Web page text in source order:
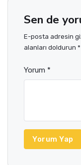
Sen de
E-posta adresin
alanları doldurun *
Yorum *
Yorum Yap